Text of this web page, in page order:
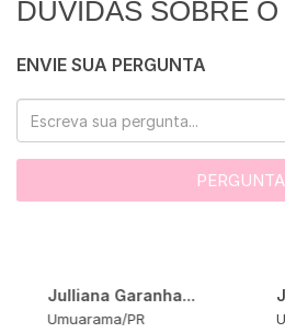
DÚVIDAS SOBRE
ENVIE SUA PERGUNTA
Julliana Garanha...
Umuarama/PR